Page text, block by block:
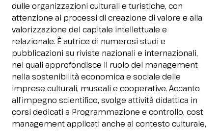
Stai pianificando la tua visita a InOut?
RICHIEDI IL TUO BIGLIETTO! arrow_circle_right
dulle organizzazioni culturali e turistiche, con
attenzione ai processi di creazione di valore e alla
valorizzazione del capitale intellettuale e
relazionale. È autrice di numerosi studi e
pubblicazioni su riviste nazionali e internazionali,
nei quali approfondisce il ruolo del management
nella sostenibilità economica e sociale delle
imprese culturali, museali e cooperative. Accanto
all’impegno scientifico, svolge attività didattica in
corsi dedicati a Programmazione e controllo, cost
management applicati anche al contesto culturale,